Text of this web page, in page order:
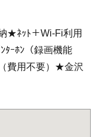
★ﾈｯﾄ＋Wi-Fi利用
ｰﾎﾝ（録画機能
費用不要）★金沢